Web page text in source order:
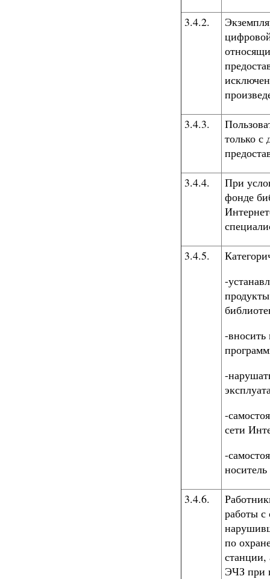
3.4.2.
3.4.3.
только с
3.4.4.
При
фонде
3.4.5.
-
-
-
-
сети
-
3.4.6.
работы с
по
станции,
ЭЧЗ при